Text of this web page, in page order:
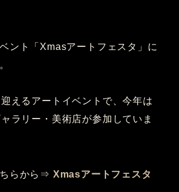
ント「Xmasアートフェスタ」に
えるアートイベントで、今年は
ラリー・美術店が参加していま
らから⇒ Xmasアートフェスタ